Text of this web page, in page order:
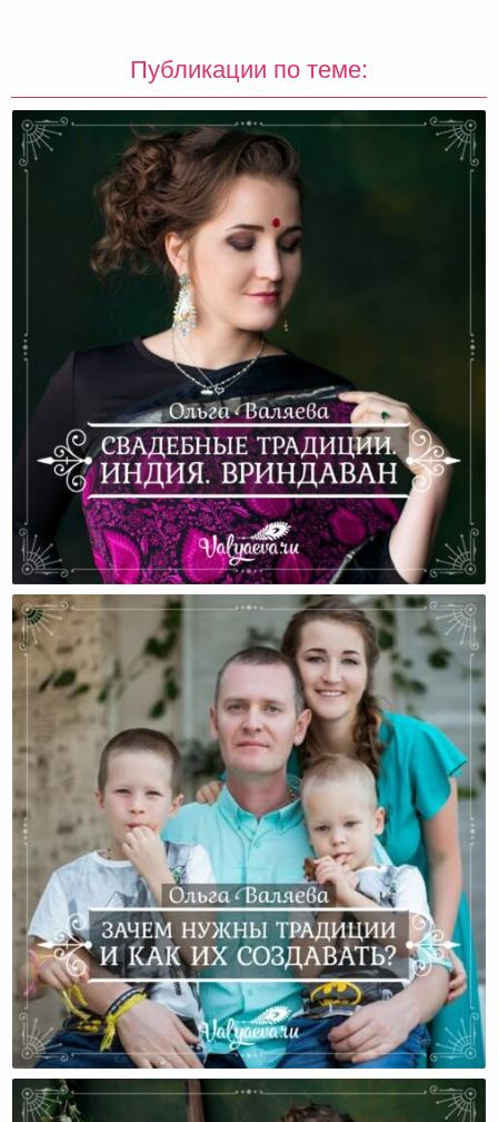
Публикации по теме:
Свадебные Традиции. Индия. Вриндаван.
Зачем Нужны Традиции И Как Их Создавать?